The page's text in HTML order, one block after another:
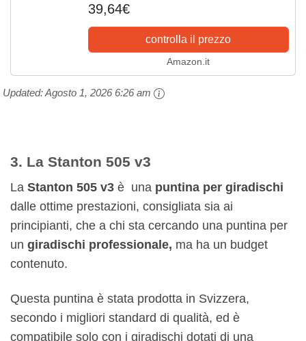
39,64€
controlla il prezzo
Amazon.it
Updated:Agosto 1, 2026 6:26 am
3. La Stanton 505 v3
La Stanton 505 v3 è una puntina per giradischi
dalle ottime prestazioni, consigliata sia ai
principianti, che a chi sta cercando una puntina per
un giradischi professionale, ma ha un budget
contenuto.
Questa puntina è stata prodotta in Svizzera,
secondo i migliori standard di qualità, ed è
compatibile solo con i giradischi dotati di una